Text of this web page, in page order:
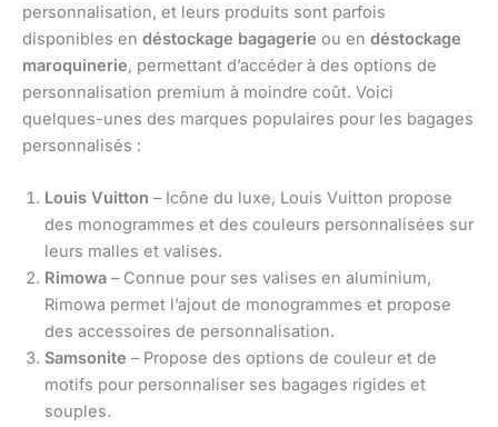
personnalisation, et leurs produits sont parfois
disponibles en déstockage bagagerie ou en déstockage
maroquinerie, permettant d’accéder à des options de
personnalisation premium à moindre coût. Voici
quelques-unes des marques populaires pour les bagages
personnalisés :
Louis Vuitton – Icône du luxe, Louis Vuitton propose
des monogrammes et des couleurs personnalisées sur
leurs malles et valises.
Rimowa – Connue pour ses valises en aluminium,
Rimowa permet l’ajout de monogrammes et propose
des accessoires de personnalisation.
Samsonite – Propose des options de couleur et de
motifs pour personnaliser ses bagages rigides et
souples.